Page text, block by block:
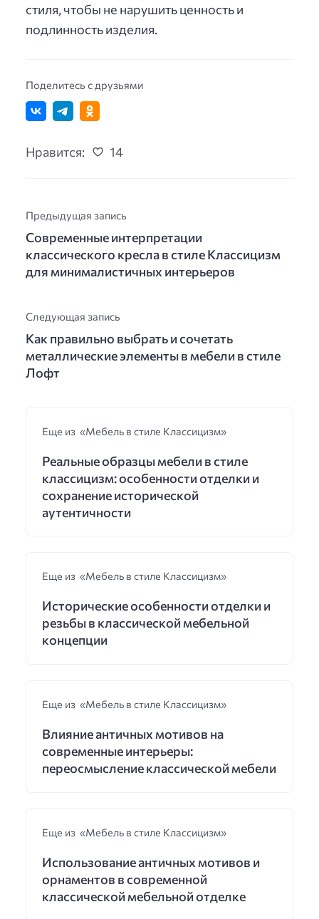
стиля, чтобы не нарушить ценность и
подлинность изделия.
Поделитесь с друзьями
Нравится: 14
Предыдущая запись
Современные интерпретации
классического кресла в стиле Классицизм
для минималистичных интерьеров
Следующая запись
Как правильно выбрать и сочетать
металлические элементы в мебели в стиле
Лофт
Еще из «Мебель в стиле Классицизм»
Реальные образцы мебели в стиле
классицизм: особенности отделки и
сохранение исторической
аутентичности
Еще из «Мебель в стиле Классицизм»
Исторические особенности отделки и
резьбы в классической мебельной
концепции
Еще из «Мебель в стиле Классицизм»
Влияние античных мотивов на
современные интерьеры:
переосмысление классической мебели
Еще из «Мебель в стиле Классицизм»
Использование античных мотивов и
орнаментов в современной
классической мебельной отделке